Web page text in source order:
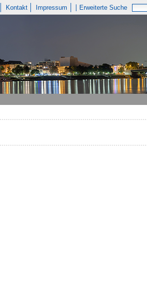
Kontakt Impressum Erweiterte Suche